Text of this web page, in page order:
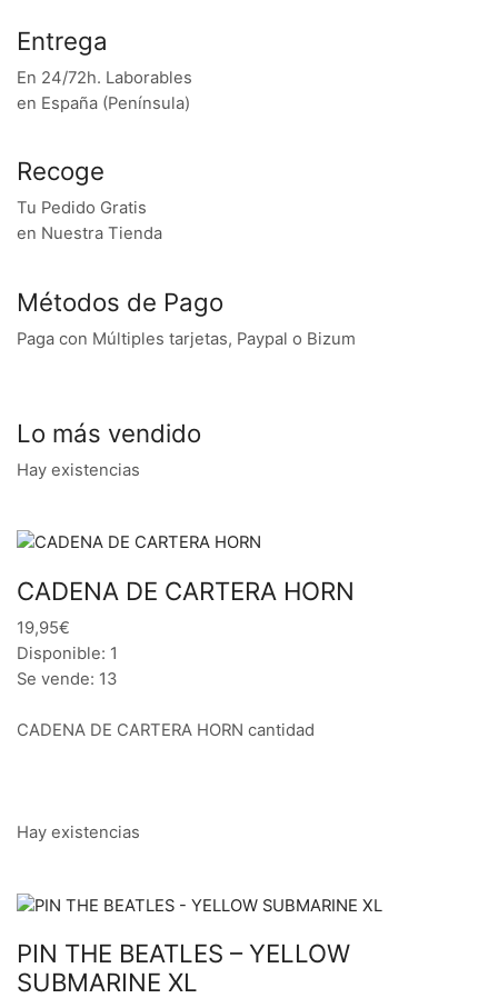
Entrega
En 24/72h. Laborables
en España (Península)
Recoge
Tu Pedido Gratis
en Nuestra Tienda
Métodos de Pago
Paga con Múltiples tarjetas, Paypal o Bizum
Lo más vendido
Hay existencias
CADENA DE CARTERA HORN
19,95€
Disponible: 1
Se vende: 13
CADENA DE CARTERA HORN cantidad
Hay existencias
PIN THE BEATLES – YELLOW
SUBMARINE XL